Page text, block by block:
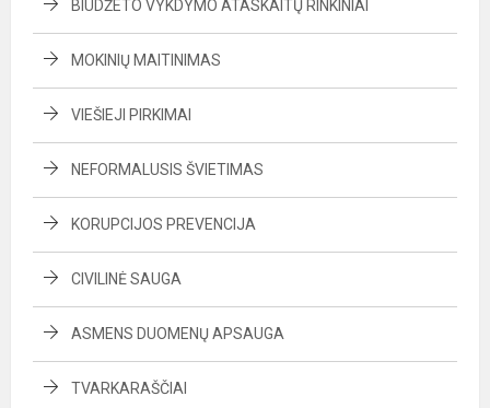
BIUDŽETO VYKDYMO ATASKAITŲ RINKINIAI
MOKINIŲ MAITINIMAS
VIEŠIEJI PIRKIMAI
NEFORMALUSIS ŠVIETIMAS
KORUPCIJOS PREVENCIJA
CIVILINĖ SAUGA
ASMENS DUOMENŲ APSAUGA
TVARKARAŠČIAI